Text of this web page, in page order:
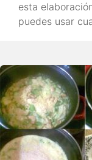
esta
puedes usar